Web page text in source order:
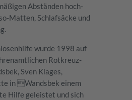
Abständen hoch-
Matten, Schlafsäcke und
wurde 1998 auf
Rotkreuz-
Sven Klages,
in Wandsbek einem
Hilfe geleistet und sich